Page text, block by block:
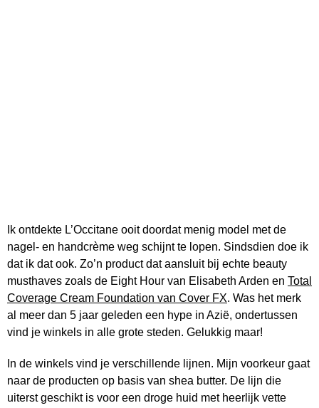
Ik ontdekte L’Occitane ooit doordat menig model met de
nagel- en handcrème weg schijnt te lopen. Sindsdien doe ik
dat ik dat ook. Zo’n product dat aansluit bij echte beauty
musthaves zoals de Eight Hour van Elisabeth Arden en Total
Coverage Cream Foundation van Cover FX. Was het merk
al meer dan 5 jaar geleden een hype in Azië, ondertussen
vind je winkels in alle grote steden. Gelukkig maar!
In de winkels vind je verschillende lijnen. Mijn voorkeur gaat
naar de producten op basis van shea butter. De lijn die
uiterst geschikt is voor een droge huid met heerlijk vette